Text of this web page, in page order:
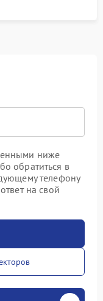
ниже
обратиться в
телефону
на свой